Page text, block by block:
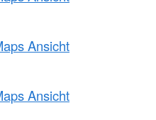
Ansicht
Ansicht